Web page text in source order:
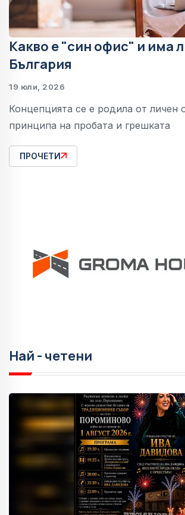
Какво е "син офис" и има
България
19 юли, 2026
Концепцията се е родила от личен
принципа на пробата и грешката
ПРОЧЕТИ
Най - четени